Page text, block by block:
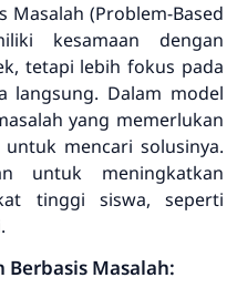
Masalah (Problem-Based
kesamaan dengan
tetapi lebih fokus pada
langsung. Dalam model
yang memerlukan
mencari solusinya.
untuk meningkatkan
tinggi siswa, seperti
Masalah: